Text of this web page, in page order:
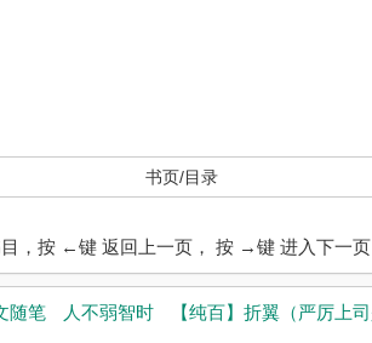
书页/目录
，按 ←键 返回上一页， 按 →键 进入下一页
随笔 人不弱智时 【纯百】折翼（严厉上司